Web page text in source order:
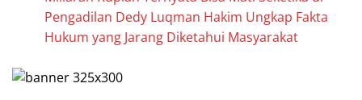
Pengadilan Dedy Luqman Hakim Ungkap Fakta
Hukum yang Jarang Diketahui Masyarakat